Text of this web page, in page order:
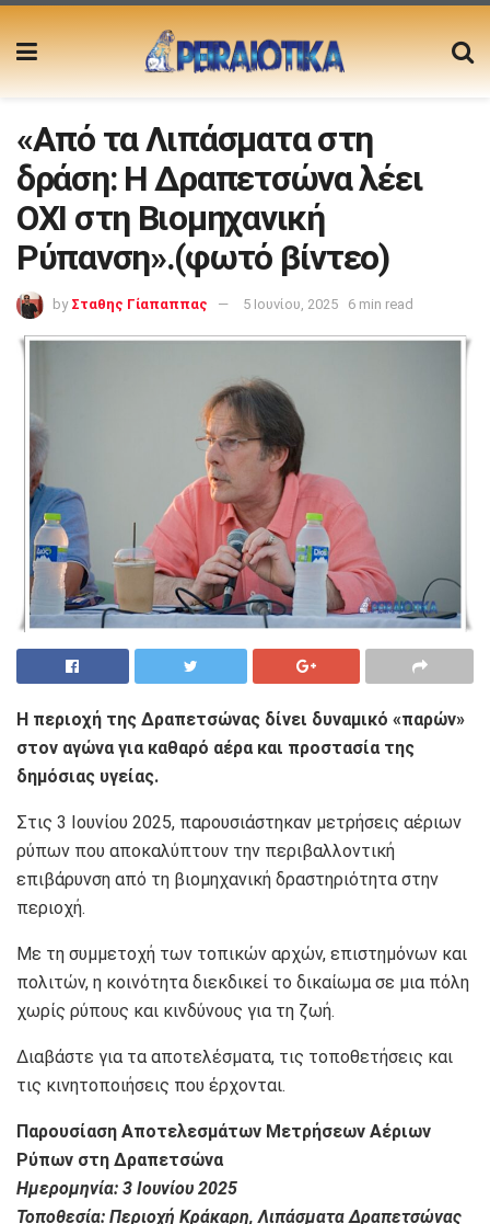
«Από τα Λιπάσματα στη
δράση: Η Δραπετσώνα λέει
ΟΧΙ στη Βιομηχανική
Ρύπανση».(φωτό βίντεο)
by Σταθης Γίαπαππας 5 Ιουνίου, 2025 6 min read
Η περιοχή της Δραπετσώνας δίνει δυναμικό «παρών»
στον αγώνα για καθαρό αέρα και προστασία της
δημόσιας υγείας.
Στις 3 Ιουνίου 2025, παρουσιάστηκαν μετρήσεις αέριων
ρύπων που αποκαλύπτουν την περιβαλλοντική
επιβάρυνση από τη βιομηχανική δραστηριότητα στην
περιοχή.
Με τη συμμετοχή των τοπικών αρχών, επιστημόνων και
πολιτών, η κοινότητα διεκδικεί το δικαίωμα σε μια πόλη
χωρίς ρύπους και κινδύνους για τη ζωή.
Διαβάστε για τα αποτελέσματα, τις τοποθετήσεις και
τις κινητοποιήσεις που έρχονται.
Παρουσίαση Αποτελεσμάτων Μετρήσεων Αέριων
Ρύπων στη Δραπετσώνα
Ημερομηνία: 3 Ιουνίου 2025
Τοποθεσία: Περιοχή Κράκαρη, Λιπάσματα Δραπετσώνας